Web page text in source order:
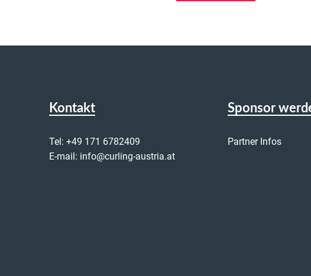
Kontakt
Tel: +49 171 6782409
E-mail: info@curling-austria.at
Sponsor
Partner Infos